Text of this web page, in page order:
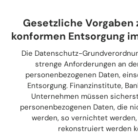
Gesetzliche Vorgaben
konformen Entsorgung
Die Datenschutz-
strenge Anforderungen an
personenbezogenen Daten,
Entsorgung. Finanzinstitute,
Unternehmen müssen
personenbezogenen Daten, die
werden, so vernichtet
rekonstruiert werden